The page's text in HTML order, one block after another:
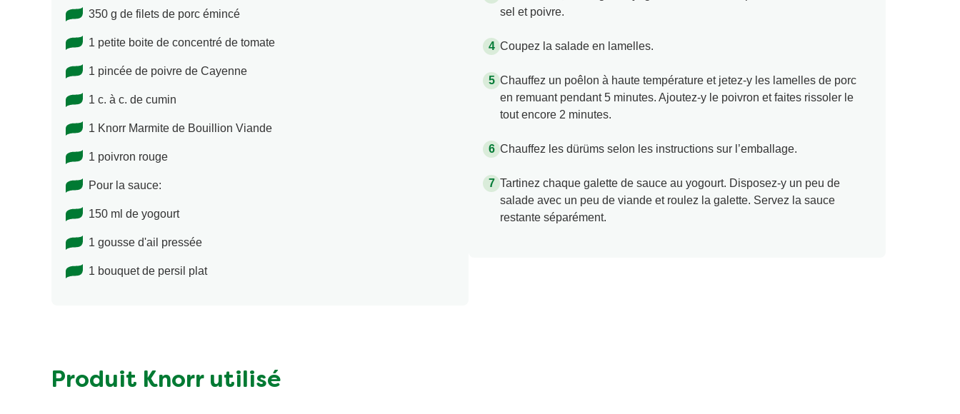
350 g de filets de porc émincé
1 petite boite de concentré de tomate
1 pincée de poivre de Cayenne
1 c. à c. de cumin
1 Knorr Marmite de Bouillion Viande
1 poivron rouge
Pour la sauce:
150 ml de yogourt
1 gousse d'ail pressée
1 bouquet de persil plat
sel et poivre.
Coupez la salade en lamelles.
Chauffez un poêlon à haute température et jetez-y les lamelles de porc
en remuant pendant 5 minutes. Ajoutez-y le poivron et faites rissoler le
tout encore 2 minutes.
Chauffez les dürüms selon les instructions sur l’emballage.
Tartinez chaque galette de sauce au yogourt. Disposez-y un peu de
salade avec un peu de viande et roulez la galette. Servez la sauce
restante séparément.
Produit Knorr utilisé